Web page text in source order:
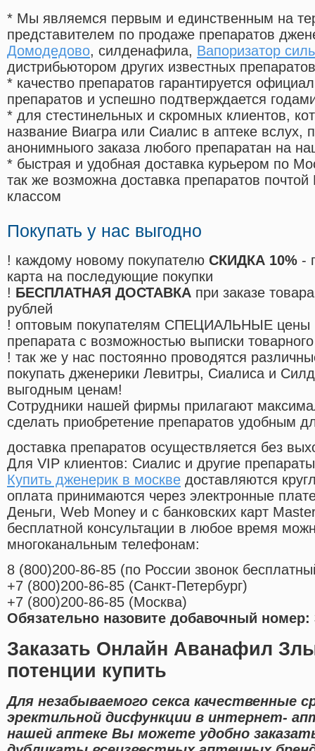
* Мы являемся первым и единственным на
представителем по продаже препаратов
Домодедово, силденафила, Вапоризатор
дистрибьютором других известных препаратов
* качество препаратов гарантируется
препаратов и успешно подтверждается
* для стестинельных и скромных клиентов,
название Виагра или Сиалис в аптеке вслух,
анонимныого заказа любого препаратан на
* быстрая и удобная доставка курьером по
так же возможна доставка препаратов
классом
Покупать у нас выгодно
! каждому новому покупателю СКИДКА 10% -
карта на последующие покупки
! БЕСПЛАТНАЯ ДОСТАВКА при заказе
рублей
! оптовым покупателям СПЕЦИАЛЬНЫЕ цены
препарата с возможностью выписки
! так же у нас постоянно проводятся
покупать дженерики Левитры, Сиалиса и
выгодным ценам!
Cотрудники нашей фирмы прилагают
сделать приобретение препаратов удобным
доставка препаратов осуществляется без
Для VIP клиентов: Сиалис и другие
Купить дженерик в москве доставляются
оплата принимаются через электронные
Деньги, Web Money и с банковских карт
бесплатной консультации в любое время
многоканальным телефонам:
8 (800)200-86-85 (по России звонок
+7 (800)200-86-85 (Санкт-Петербург)
+7 (800)200-86-85 (Москва)
Обязательно назовите добавочный номер:
Заказать Онлайн Аванафил
потенции купить
Для незабываемого секса качественные
эректильной дисфункции в интернет-
нашей аптеке Вы можете удобно